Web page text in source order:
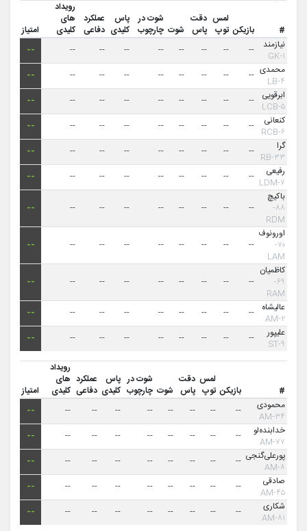
# بازیکن
لمس
توپ
دقت
پاس
شوت
شوت در
چارچوب
پاس
کلیدی
عملکرد
دفاعی
رویداد
های
کلیدی
امتیاز
نیازمند
۱-GK
--
--
--
--
--
--
--
--
--
محمدی
۴-LB
--
--
--
--
--
--
--
--
--
ابرقویی
۵-LCB
--
--
--
--
--
--
--
--
--
کنعانی‌
۶-RCB
--
--
--
--
--
--
--
--
--
گرا
۳۳-RB
--
--
--
--
--
--
--
--
--
رفیعی
۷-LDM
--
--
--
--
--
--
--
--
--
باکیچ
۸۸-
RDM
--
--
--
--
--
--
--
--
--
اورونوف
۷۰-
LAM
--
--
--
--
--
--
--
--
--
کاظمیان
۶۹-
RAM
--
--
--
--
--
--
--
--
--
عالیشاه
۲-AM
--
--
--
--
--
--
--
--
--
علیپور
۹-ST
--
--
--
--
--
--
--
--
--
# بازیکن
لمس
توپ
دقت
پاس شوت
شوت در
چارچوب
پاس
کلیدی
عملکرد
دفاعی
رویداد
های
کلیدی
امتیاز
محمودی
۳۴-AM
--
--
--
--
--
--
--
--
--
خدابنده‌‌لو
۷۷-AM
--
--
--
--
--
--
--
--
--
پورعلی‌گنجی
۸-AM
--
--
--
--
--
--
--
--
--
صادقی
۴۵-AM
--
--
--
--
--
--
--
--
--
شکاری
۸۱-AM
--
--
--
--
--
--
--
--
--